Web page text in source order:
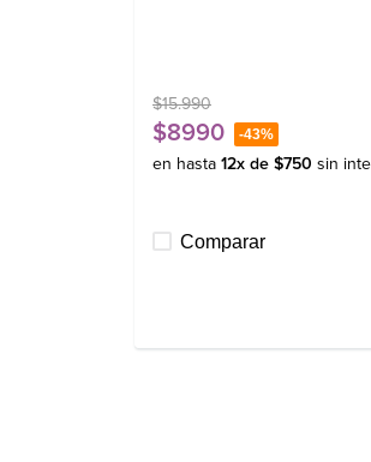
$15.990
$8990 -43%
en hasta 12x de $750 sin
Comparar